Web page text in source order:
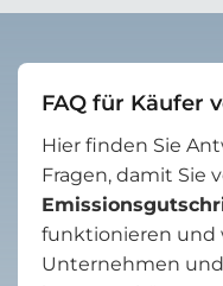
FAQ für Käufer
Hier finden Sie
Fragen, damit Sie
funktionieren und
Unternehmen